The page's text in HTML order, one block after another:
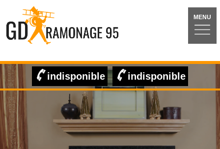
MENU
indisponible indisponible